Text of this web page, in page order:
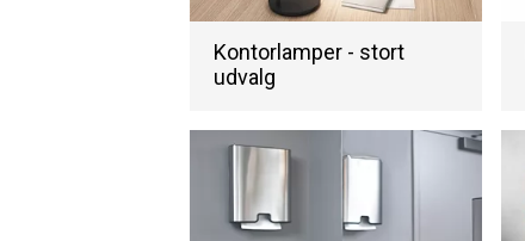
Kontorlamper - stort
udvalg